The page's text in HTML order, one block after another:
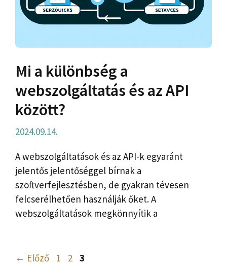
Mi a különbség a
webszolgáltatás és az API
között?
2024.09.14.
A webszolgáltatások és az API-k egyaránt
jelentős jelentőséggel bírnak a
szoftverfejlesztésben, de gyakran tévesen
felcserélhetően használják őket. A
webszolgáltatások megkönnyítik a
← Előző Oldal
1 Oldal
2 Oldal
3